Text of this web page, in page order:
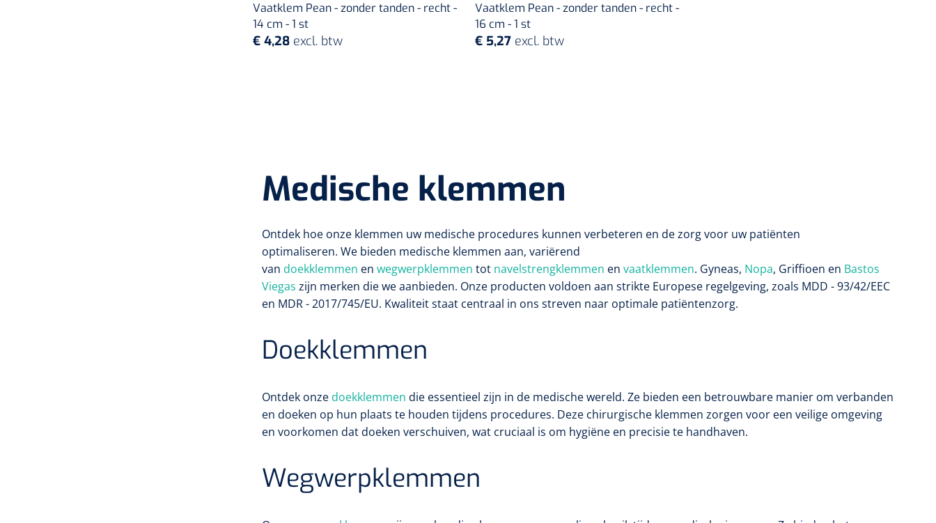
Vaatklem Pean - zonder tanden - recht -
14 cm - 1 st
€ 4,28 excl. btw
Vaatklem Pean - zonder tanden - recht -
16 cm - 1 st
€ 5,27 excl. btw
Medische klemmen
Ontdek hoe onze klemmen uw medische procedures kunnen verbeteren en de zorg voor uw patiënten
optimaliseren. We bieden medische klemmen aan, variërend
van doekklemmen en wegwerpklemmen tot navelstrengklemmen en vaatklemmen. Gyneas, Nopa, Griffioen en Bastos
Viegas zijn merken die we aanbieden. Onze producten voldoen aan strikte Europese regelgeving, zoals MDD - 93/42/EEC
en MDR - 2017/745/EU. Kwaliteit staat centraal in ons streven naar optimale patiëntenzorg.
Doekklemmen
Ontdek onze doekklemmen die essentieel zijn in de medische wereld. Ze bieden een betrouwbare manier om verbanden
en doeken op hun plaats te houden tijdens procedures. Deze chirurgische klemmen zorgen voor een veilige omgeving
en voorkomen dat doeken verschuiven, wat cruciaal is om hygiëne en precisie te handhaven.
Wegwerpklemmen